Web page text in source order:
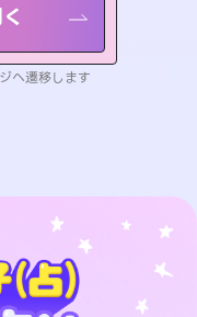
へ遷移します